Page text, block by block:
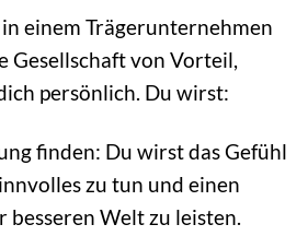
einem Trägerunternehmen
Gesellschaft von Vorteil,
persönlich. Du wirst:
finden: Du wirst das Gefühl
zu tun und einen
besseren Welt zu leisten.